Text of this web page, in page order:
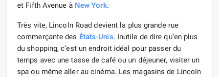
et Fifth Avenue à New York.
Très vite, Lincoln Road devient la plus grande rue
commerçante des États-Unis. Inutile de dire qu’en plus
du shopping, c’est un endroit idéal pour passer du
temps avec une tasse de café ou un déjeuner, visiter un
spa ou même aller au cinéma. Les magasins de Lincoln